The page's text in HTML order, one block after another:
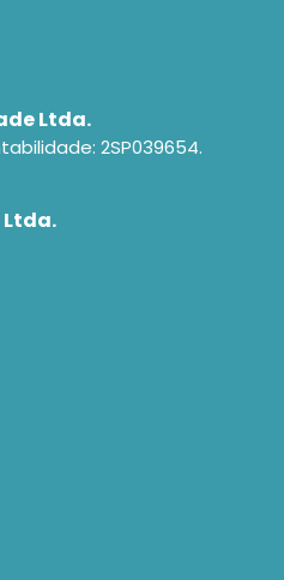
Ltda.
2SP039654.